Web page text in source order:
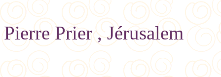
Pierre Prier , Jérusalem